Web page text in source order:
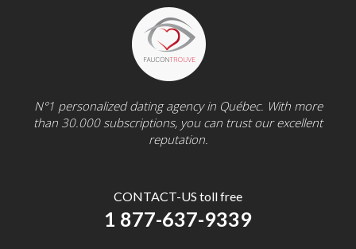
N°1 personalized dating agency in Québec. With more
than 30.000 subscriptions, you can trust our excellent
reputation.
CONTACT-US toll free
1 877-637-9339